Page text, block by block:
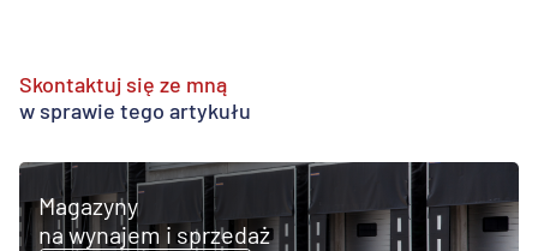
Skontaktuj się ze mną
w sprawie tego artykułu
Magazyny
na wynajem i sprzedaż